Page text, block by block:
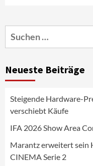
Suchen
nach:
Neueste Beiträge
Steigende Hardware-
verschiebt Käufe
IFA 2026 Show Area
Marantz erweitert sein
CINEMA Serie 2
4
News aus
5
NIQ kehrt
die
Aktuell